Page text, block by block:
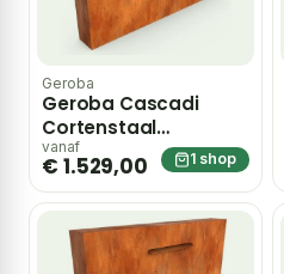
Geroba
Geroba Cascadi
Cortenstaal
Watervalelement
naast vijver 1250 x 250
x 1600 mm – bruin
vanaf
€ 1.529,00 1 shop